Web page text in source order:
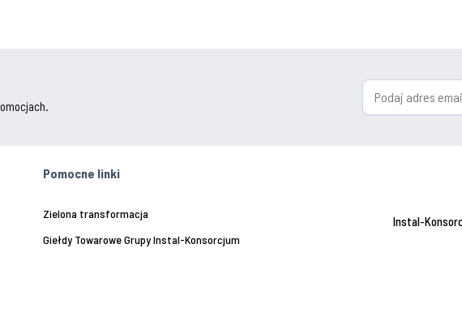
Pomocne linki
Zielona transformacja
Giełdy Towarowe Grupy Instal-Konsorcjum
Instal-